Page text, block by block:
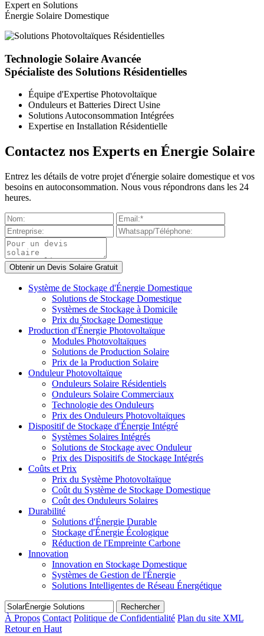
Expert en Solutions
Énergie Solaire Domestique
Technologie Solaire Avancée
Spécialiste des Solutions Résidentielles
Équipe d'Expertise Photovoltaïque
Onduleurs et Batteries Direct Usine
Solutions Autoconsommation Intégrées
Expertise en Installation Résidentielle
Contactez nos Experts en Énergie Solaire
Entrez les détails de votre projet d'énergie solaire domestique et vos
besoins en autoconsommation. Nous vous répondrons dans les 24
heures.
Système de Stockage d'Énergie Domestique
Solutions de Stockage Domestique
Systèmes de Stockage à Domicile
Prix du Stockage Domestique
Production d'Énergie Photovoltaïque
Modules Photovoltaïques
Solutions de Production Solaire
Prix de la Production Solaire
Onduleur Photovoltaïque
Onduleurs Solaire Résidentiels
Onduleurs Solaire Commerciaux
Technologie des Onduleurs
Prix des Onduleurs Photovoltaïques
Dispositif de Stockage d'Énergie Intégré
Systèmes Solaires Intégrés
Solutions de Stockage avec Onduleur
Prix des Dispositifs de Stockage Intégrés
Coûts et Prix
Prix du Système Photovoltaïque
Coût du Système de Stockage Domestique
Coût des Onduleurs Solaires
Durabilité
Solutions d'Énergie Durable
Stockage d'Énergie Écologique
Réduction de l'Empreinte Carbone
Innovation
Innovation en Stockage Domestique
Systèmes de Gestion de l'Énergie
Solutions Intelligentes de Réseau Énergétique
Rechercher
À Propos Contact Politique de Confidentialité Plan du site XML
Retour en Haut